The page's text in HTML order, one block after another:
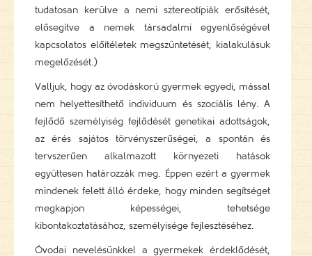
tudatosan kerülve a nemi sztereotípiák erősítését,
elősegítve a nemek társadalmi egyenlőségével
kapcsolatos előítéletek megszüntetését, kialakulásuk
megelőzését.)
Valljuk, hogy az óvodáskorú gyermek egyedi, mással
nem helyettesíthető individuum és szociális lény. A
fejlődő személyiség fejlődését genetikai adottságok,
az érés sajátos törvényszerűségei, a spontán és
tervszerűen alkalmazott környezeti hatások
együttesen határozzák meg. Éppen ezért a gyermek
mindenek felett álló érdeke, hogy minden segítséget
megkapjon képességei, tehetsége
kibontakoztatásához, személyisége fejlesztéséhez.
Óvodai nevelésünkkel a gyermekek érdeklődését,